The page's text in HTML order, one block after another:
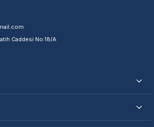
Servisi Nasıl Bulurum?
Caddesi No:18/A